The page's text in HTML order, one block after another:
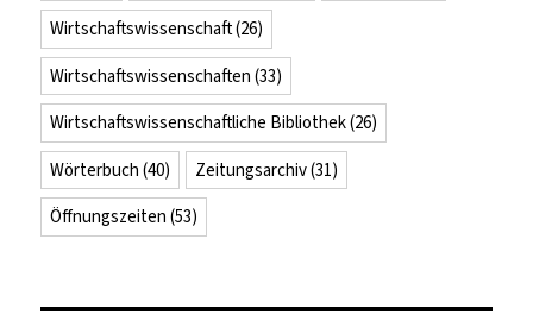
Wirtschaftswissenschaft(26)
Wirtschaftswissenschaften (33)
Wirtschaftswissenschaftliche Bibliothek(26)
Wörterbuch (40) Zeitungsarchiv(31)
Öffnungszeiten (53)